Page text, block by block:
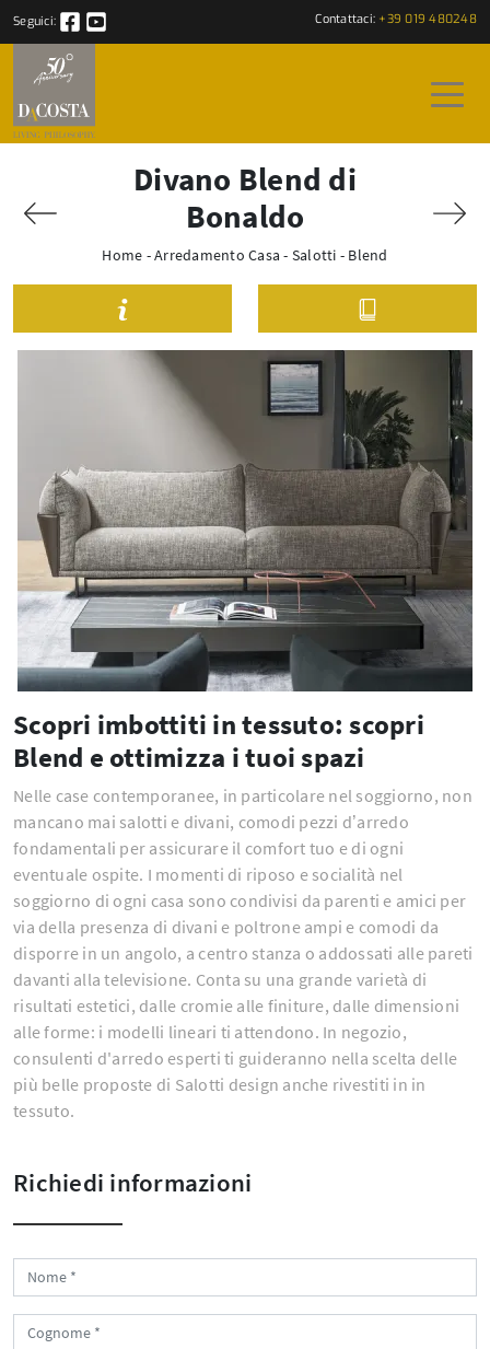
Seguici: Contattaci: +39 019 480248
Divano Blend di
Bonaldo
Home -Arredamento Casa - Salotti - Blend
Scopri imbottiti in tessuto: scopri
Blend e ottimizza i tuoi spazi
Nelle case contemporanee, in particolare nel soggiorno, non
mancano mai salotti e divani, comodi pezzi d’arredo
fondamentali per assicurare il comfort tuo e di ogni
eventuale ospite. I momenti di riposo e socialità nel
soggiorno di ogni casa sono condivisi da parenti e amici per
via della presenza di divani e poltrone ampi e comodi da
disporre in un angolo, a centro stanza o addossati alle pareti
davanti alla televisione. Conta su una grande varietà di
risultati estetici, dalle cromie alle finiture, dalle dimensioni
alle forme: i modelli lineari ti attendono. In negozio,
consulenti d'arredo esperti ti guideranno nella scelta delle
più belle proposte di Salotti design anche rivestiti in in
tessuto.
Richiedi informazioni